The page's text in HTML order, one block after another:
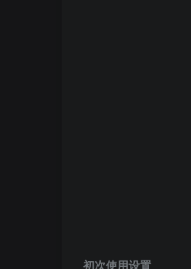
初次使用设置